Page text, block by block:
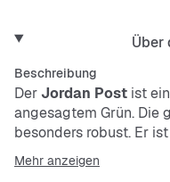
Über
Beschreibung
Der Jordan Post ist
angesagtem Grün. Die
besonders robust. Er
pflegeleicht – perfekt
reinschlüpfen und los
Mehr anzeigen